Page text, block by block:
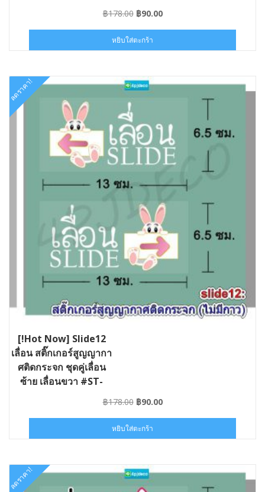
฿178.00 Original
was:
฿178.00.
฿90.00Current
฿90.00.
หยิบใส่ตะกร้า
ลดราคา!
[!Hot Now] Slide12
เลื่อน สติ๊กเกอร์สูญญากา
ศติดกระจก ชุดคู่เลื่อน
ซ้าย เลื่อนขวา #ST-
฿178.00 Original
was:
฿178.00.
฿90.00Current
฿90.00.
หยิบใส่ตะกร้า
ลดราคา!